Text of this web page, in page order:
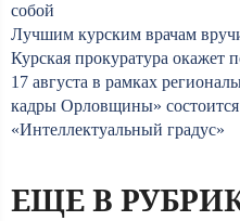
собой
Лучшим курским врачам
Курская прокуратура окажет
17 августа в рамках
кадры Орловщины» состоится
«Интеллектуальный градус»
ЕЩЕ В